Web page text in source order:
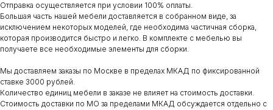
Отправка осуществляется при условии 100% оплаты.
Большая часть нашей мебели доставляется в собранном виде, за
исключением некоторых моделей, где необходима частичная сборка,
которая производится быстро и легко. В комплекте с мебелью вы
получаете все необходимые элементы для сборки.
Мы доставляем заказы по Москве в пределах МКАД по фиксированной
ставке 3000 рублей.
Количество единиц мебели в заказе не влияет на стоимость доставки.
Стоимость доставки по МО за пределами МКАД обсуждается отдельно с